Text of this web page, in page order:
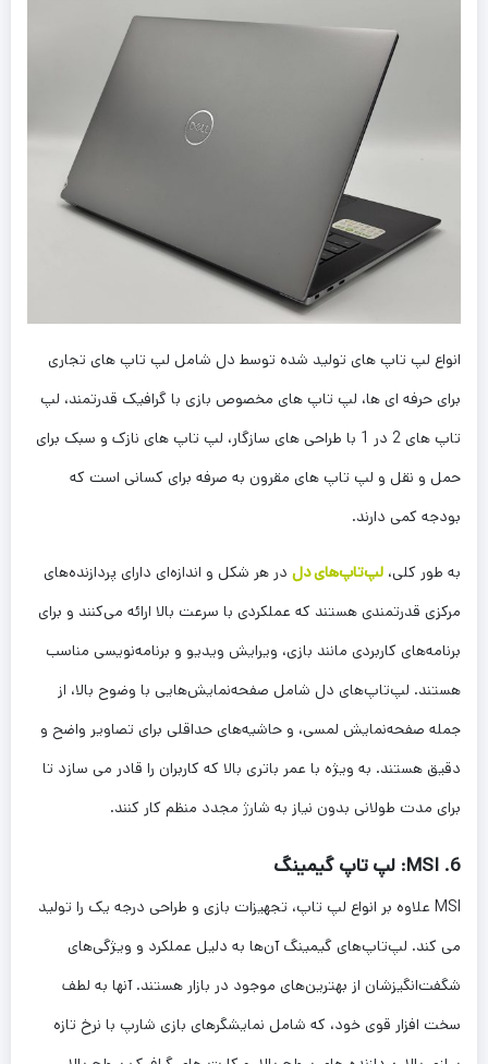
انواع لپ تاپ های تولید شده توسط دل شامل لپ تاپ های تجاری
برای حرفه ای ها، لپ تاپ های مخصوص بازی با گرافیک قدرتمند، لپ
تاپ های 2 در 1 با طراحی های سازگار، لپ تاپ های نازک و سبک برای
حمل و نقل و لپ تاپ های مقرون به صرفه برای کسانی است که
بودجه کمی دارند.
به طور کلی، لپ‌تاپ‌های دل در هر شکل و اندازه‌ای دارای پردازنده‌های
مرکزی قدرتمندی هستند که عملکردی با سرعت بالا ارائه می‌کنند و برای
برنامه‌های کاربردی مانند بازی، ویرایش ویدیو و برنامه‌نویسی مناسب
هستند. لپ‌تاپ‌های دل شامل صفحه‌نمایش‌هایی با وضوح بالا، از
جمله صفحه‌نمایش لمسی، و حاشیه‌های حداقلی برای تصاویر واضح و
دقیق هستند. به ویژه با عمر باتری بالا که کاربران را قادر می سازد تا
برای مدت طولانی بدون نیاز به شارژ مجدد منظم کار کنند.
6. MSI: لپ تاپ گیمینگ
MSI علاوه بر انواع لپ تاپ، تجهیزات بازی و طراحی درجه یک را تولید
می کند. لپ‌تاپ‌های گیمینگ آن‌ها به دلیل عملکرد و ویژگی‌های
شگفت‌انگیزشان از بهترین‌های موجود در بازار هستند. آنها به لطف
سخت افزار قوی خود، که شامل نمایشگرهای بازی شارپ با نرخ تازه